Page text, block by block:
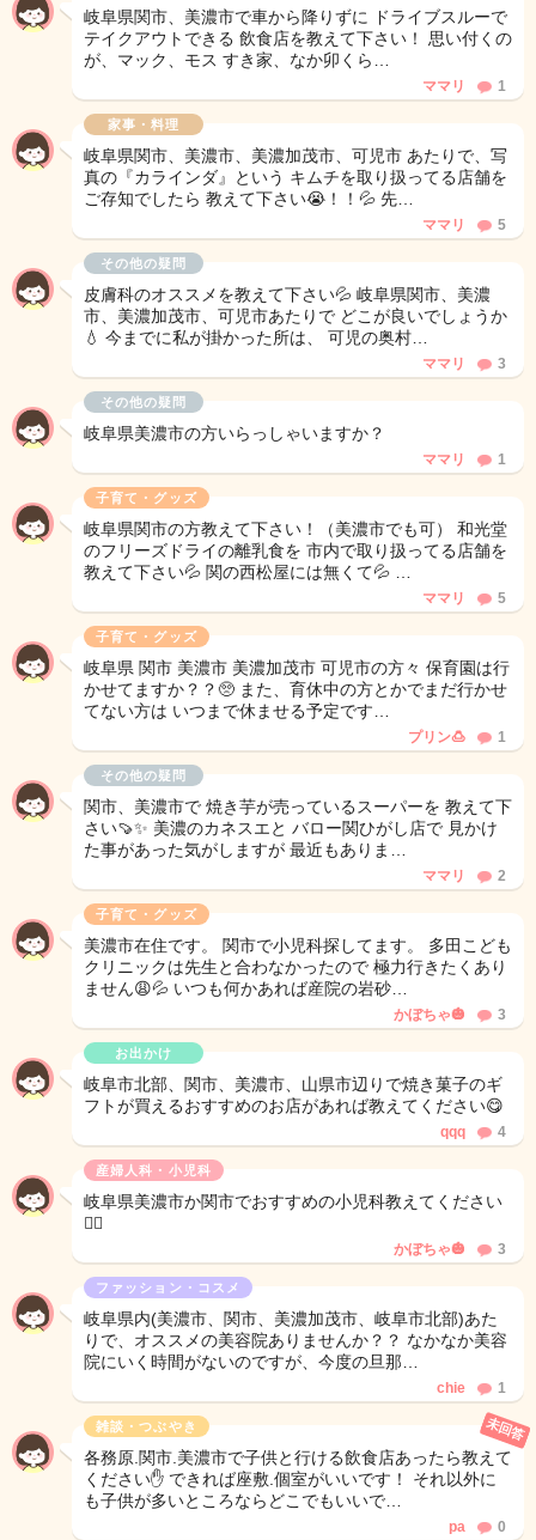
岐阜県関市、美濃市で車から降りずに ドライブスルーで
テイクアウトできる 飲食店を教えて下さい！ 思い付くの
が、マック、モス すき家、なか卯くら…
ママリ 1
家事・料理
岐阜県関市、美濃市、美濃加茂市、可児市 あたりで、写
真の『カラインダ』という キムチを取り扱ってる店舗を
ご存知でしたら 教えて下さい😭！！💦 先…
ママリ 5
その他の疑問
皮膚科のオススメを教えて下さい💦 岐阜県関市、美濃
市、美濃加茂市、可児市あたりで どこが良いでしょうか
💧 今までに私が掛かった所は、 可児の奥村…
ママリ 3
その他の疑問
岐阜県美濃市の方いらっしゃいますか？
ママリ 1
子育て・グッズ
岐阜県関市の方教えて下さい！（美濃市でも可） 和光堂
のフリーズドライの離乳食を 市内で取り扱ってる店舗を
教えて下さい💦 関の西松屋には無くて💦 …
ママリ 5
子育て・グッズ
岐阜県 関市 美濃市 美濃加茂市 可児市の方々 保育園は行
かせてますか？？🥺 また、育休中の方とかでまだ行かせ
てない方は いつまで休ませる予定です…
プリン🍮 1
その他の疑問
関市、美濃市で 焼き芋が売っているスーパーを 教えて下
さい🍠✨ 美濃のカネスエと バロー関ひがし店で 見かけ
た事があった気がしますが 最近もありま…
ママリ 2
子育て・グッズ
美濃市在住です。 関市で小児科探してます。 多田こども
クリニックは先生と合わなかったので 極力行きたくあり
ません😩💦 いつも何かあれば産院の岩砂…
かぼちゃ🎃 3
お出かけ
岐阜市北部、関市、美濃市、山県市辺りで焼き菓子のギ
フトが買えるおすすめのお店があれば教えてください😋
qqq 4
産婦人科・小児科
岐阜県美濃市か関市でおすすめの小児科教えてください
🙇‍♂️
かぼちゃ🎃 3
ファッション・コスメ
岐阜県内(美濃市、関市、美濃加茂市、岐阜市北部)あた
りで、オススメの美容院ありませんか？？ なかなか美容
院にいく時間がないのですが、今度の旦那…
chie 1
雑談・つぶやき
各務原.関市.美濃市で子供と行ける飲食店あったら教えて
ください✋ できれば座敷.個室がいいです！ それ以外に
も子供が多いところならどこでもいいで…
未回答
pa 0